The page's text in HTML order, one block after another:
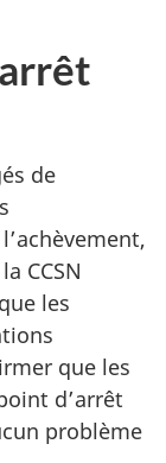
de
CCSN
les
que les
d’arrêt
problème